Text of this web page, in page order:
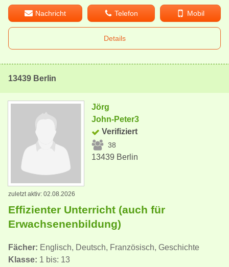
Nachricht Telefon Mobil
Details
13439 Berlin
Jörg
John-Peter3
Verifiziert
38
13439 Berlin
zuletzt aktiv: 02.08.2026
Effizienter Unterricht (auch für
Erwachsenenbildung)
Fächer: Englisch, Deutsch, Französisch, Geschichte
Klasse: 1 bis: 13